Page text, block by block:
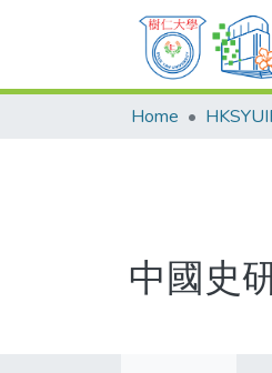
Home
中國史